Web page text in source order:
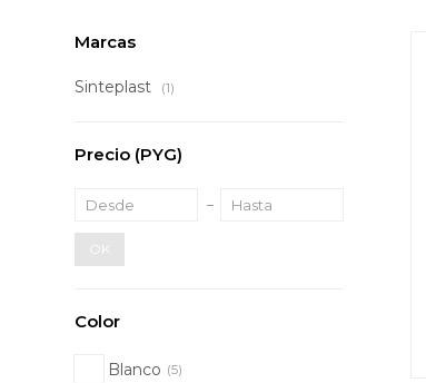
Marcas
Sinteplast (1)
Precio (PYG)
OK
Color
Blanco (5)